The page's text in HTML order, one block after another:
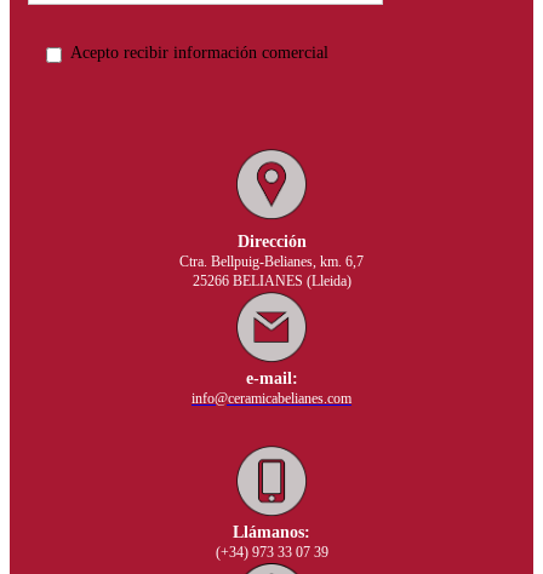
Acepto recibir información comercial
Dirección
Ctra. Bellpuig-Belianes, km. 6,7
25266 BELIANES (Lleida)
e-mail:
info@ceramicabelianes.com
Llámanos:
(+34) 973 33 07 39